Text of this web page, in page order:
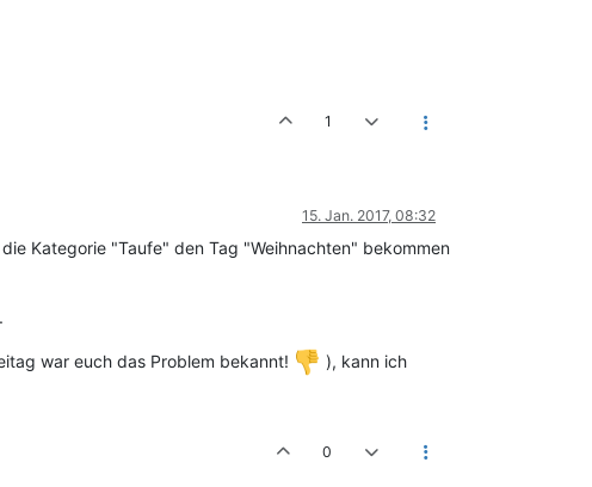
1
15. Jan. 2017, 08:32
Kategorie "Taufe" den Tag "Weihnachten" bekommen
war euch das Problem bekannt!
), kann ich
0